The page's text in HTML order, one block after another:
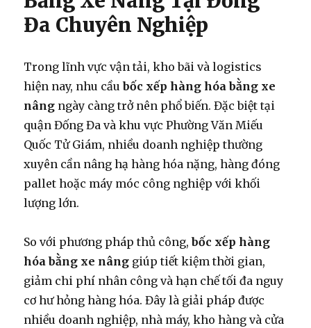
Đa Chuyên Nghiệp
Trong lĩnh vực vận tải, kho bãi và logistics
hiện nay, nhu cầubốc xếp hàng hóa bằng xe
nâng ngày càng trở nên phổ biến. Đặc biệt tại
quận Đống Đa và khu vực Phường Văn Miếu
Quốc Tử Giám, nhiều doanh nghiệp thường
xuyên cần nâng hạ hàng hóa nặng, hàng đóng
pallet hoặc máy móc công nghiệp với khối
lượng lớn.
So với phương pháp thủ công,bốc xếp hàng
hóa bằng xe nâng giúp tiết kiệm thời gian,
giảm chi phí nhân công và hạn chế tối đa nguy
cơ hư hỏng hàng hóa. Đây là giải pháp được
nhiều doanh nghiệp, nhà máy, kho hàng và cửa